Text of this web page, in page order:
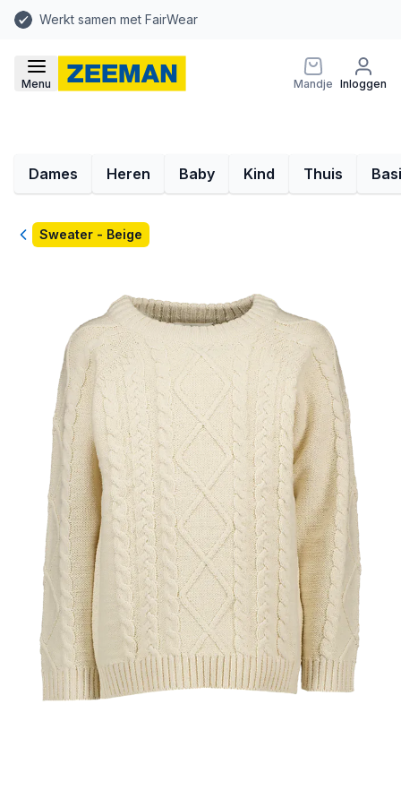
Werkt samen met FairWear
Menu Mandje Inloggen
Dames Heren Baby Kind Thuis
TerugSweater - Beige